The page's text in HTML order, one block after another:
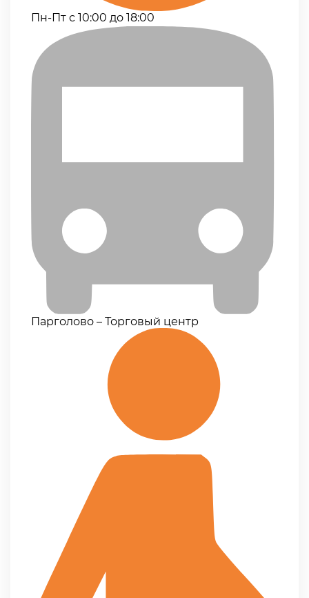
Пн-Пт с 10:00 до 18:00
Парголово – Торговый центр